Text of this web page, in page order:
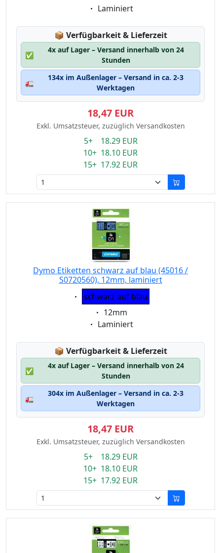
Eigenschaft:
Laminiert
📦 Lagerstatus:
Verfügbarkeit & Lieferzeit
✅
4x auf Lager – Versand innerhalb von 24
Stunden
🚛
134x im Außenlager – Versand in ca. 2-3
Werktagen
18,47 EUR
Exkl. Umsatzsteuer, zuzüglich Versandkosten
5+ 18.29 EUR
10+ 18.10 EUR
15+ 17.92 EUR
Dymo Etiketten schwarz auf blau (45016 /
S0720560), 12mm, laminiert
Eigenschaft:
schwarz auf blau
Eigenschaft:
12mm
Eigenschaft:
Laminiert
📦 Lagerstatus:
Verfügbarkeit & Lieferzeit
✅
4x auf Lager – Versand innerhalb von 24
Stunden
🚛
304x im Außenlager – Versand in ca. 2-3
Werktagen
18,47 EUR
Exkl. Umsatzsteuer, zuzüglich Versandkosten
5+ 18.29 EUR
10+ 18.10 EUR
15+ 17.92 EUR